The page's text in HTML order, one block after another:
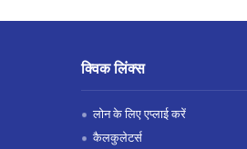
क्विक लिंक्स
लोन के लिए एप्लाई करें
कैलकुलेटर्स